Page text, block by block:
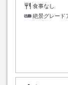
食事なし
絶景グレード